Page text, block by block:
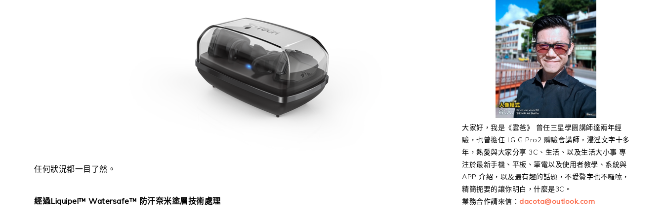
任何狀況都一目了然。
經過Liquipel™ Watersafe™ 防汗奈米塗層技術處理
大家好，我是《雲爸》 曾任三星學園講師達兩年經
驗，也曾擔任 LG G Pro2 體驗會講師，浸淫文字十多
年，熱愛與大家分享 3C、生活、以及生活大小事 專
注於最新手機、平板、筆電以及使用者教學、系統與
APP 介紹，以及最有趣的話題，不愛贅字也不囉嗦，
精簡扼要的讓你明白，什麼是3C。
業務合作請來信： dacota@outlook.com